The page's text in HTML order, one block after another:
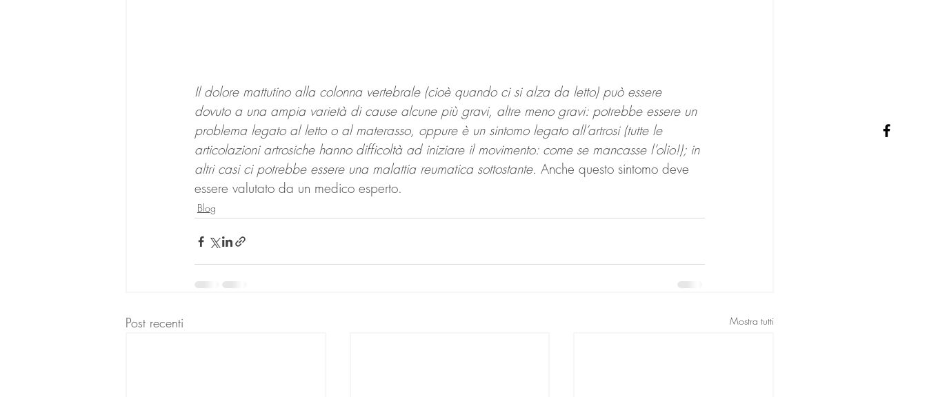
Il dolore mattutino alla colonna vertebrale (cioè quando ci si alza da letto) può essere
dovuto a una ampia varietà di cause alcune più gravi, altre meno gravi: potrebbe essere un
problema legato al letto o al materasso, oppure è un sintomo legato all’artrosi (tutte le
articolazioni artrosiche hanno difficoltà ad iniziare il movimento: come se mancasse l’olio!); in
altri casi ci potrebbe essere una malattia reumatica sottostante. Anche questo sintomo deve
essere valutato da un medico esperto.
Blog
Post recenti Mostra tutti